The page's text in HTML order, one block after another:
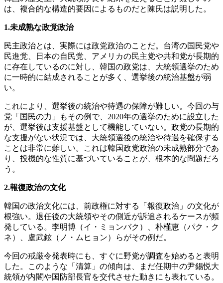
は、複合的な構造的要因によるものだと陳氏は説明した。
1.未成熟な政党政治
民主政治とは、実際には政党政治のことだ。台湾の国民党や
民進党、日本の自民党、アメリカの民主党や共和党が長期的
に存在しているのに対し、韓国の政党は、大統領選挙のため
に一時的に結成されることが多く、選挙後の統治基盤が弱
い。
これにより、選挙後の統治や待遇の保障が難しい。今回の与
党「国民の力」もその例で、2020年の選挙のために設立した
が、選挙後は支援基盤として機能していない。政党の長期的
な支援がない状況では、大統領選後の統治や待遇を確保する
ことは非常に難しい。これは韓国政党政治の未成熟部分であ
り、投機的な性質に基づいていることが、根本的な問題だろ
う。
2.報復政治の文化
韓国の政治文化には、前政権に対する「報復政治」の文化が
根強い。退任後の大統領やその側近が訴追されるケースが頻
発している。李明博（イ・ミョンバク）、朴槿恵（パク・ク
ネ）、盧武鉉（ノ・ムヒョン）らがその例だ。
今回の戒厳令発表時にも、すぐに野党が調査を始めると表明
した。このような「清算」の傾向は、まだ任期中の尹錫悦大
統領が内閣や国防部長官を交代させた動きにも表れている。